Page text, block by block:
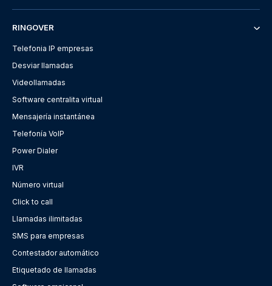
RINGOVER
Telefonia IP empresas
Desviar llamadas
Videollamadas
Software centralita virtual
Mensajería instantánea
Telefonía VoIP
Power Dialer
IVR
Número virtual
Click to call
Llamadas ilimitadas
SMS para empresas
Contestador automático
Etiquetado de llamadas